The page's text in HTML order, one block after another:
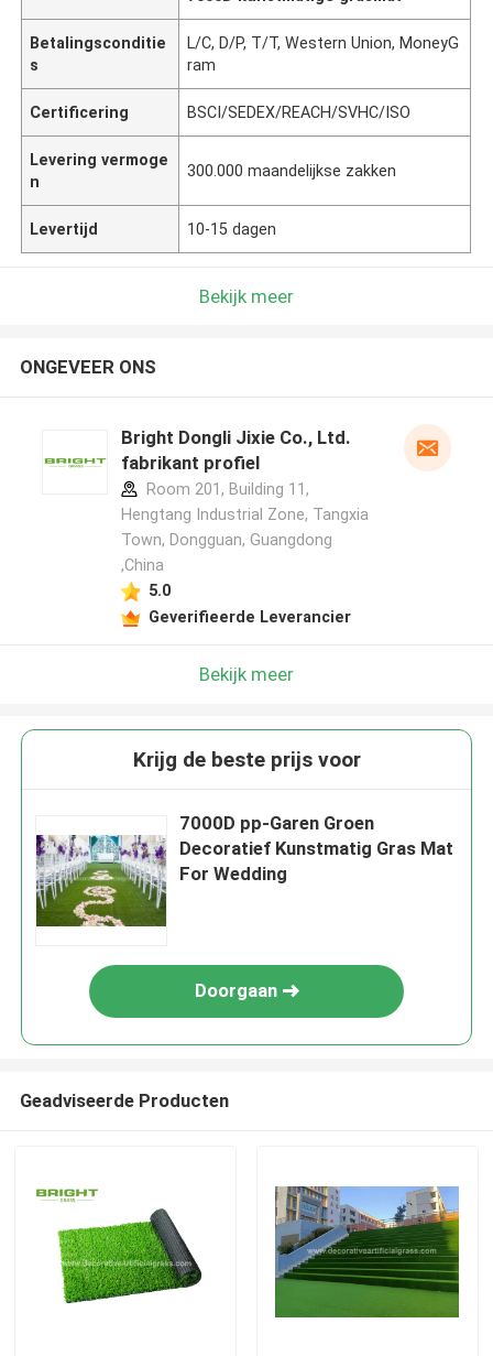
Betalingsconditie
s
L/C, D/P, T/T, Western Union, MoneyG
ram
Certificering BSCI/SEDEX/REACH/SVHC/ISO
Levering vermoge
n
300.000 maandelijkse zakken
Levertijd 10-15 dagen
Bekijk meer
ONGEVEER ONS
Bright Dongli Jixie Co., Ltd.
fabrikant profiel
Room 201, Building 11,
Hengtang Industrial Zone, Tangxia
Town, Dongguan, Guangdong
,China
5.0
Geverifieerde Leverancier
Bekijk meer
Krijg de beste prijs voor
7000D pp-Garen Groen
Decoratief Kunstmatig Gras Mat
For Wedding
Doorgaan
Geadviseerde Producten